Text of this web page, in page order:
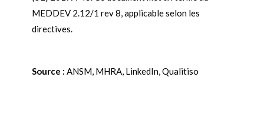
MEDDEV 2.12/1 rev 8, applicable selon les
directives.
Source : ANSM, MHRA, LinkedIn, Qualitiso